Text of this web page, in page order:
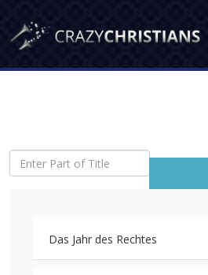
Enter Part of Title
Das Jahr des Rechtes